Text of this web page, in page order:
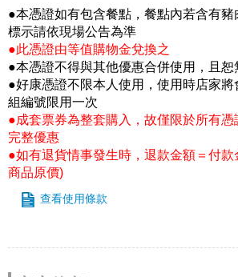
●本憑證如有包含餐點，餐點內若含有
標示請依現場公告為準
●此憑證由等值購物金兌換之
●本憑證不得與其他優惠合併使用，且
●好康憑證不限本人使用，使用時店家
組編號限用一次
●成套票券為整套購入，故僅限於所有
完整優惠
●如有退貨情事發生時，退款金額＝付
商品原價)
查看使用條款